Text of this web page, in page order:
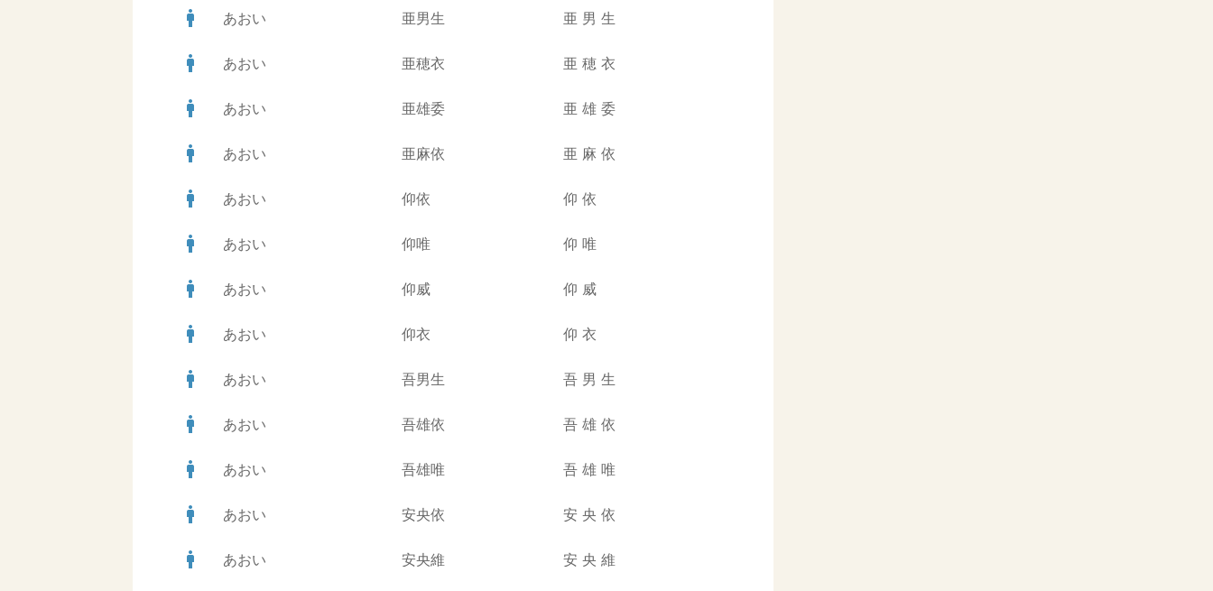
man あおい 亜男生 亜 男 生
man あおい 亜穂衣 亜 穂 衣
man あおい 亜雄委 亜 雄 委
man あおい 亜麻依 亜 麻 依
man あおい 仰依 仰 依
man あおい 仰唯 仰 唯
man あおい 仰威 仰 威
man あおい 仰衣 仰 衣
man あおい 吾男生 吾 男 生
man あおい 吾雄依 吾 雄 依
man あおい 吾雄唯 吾 雄 唯
man あおい 安央依 安 央 依
man あおい 安央維 安 央 維